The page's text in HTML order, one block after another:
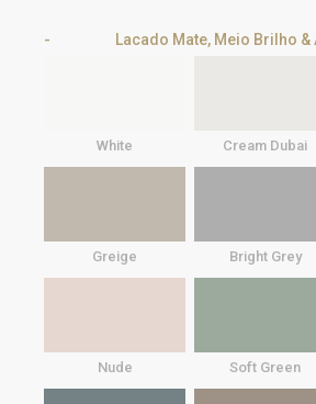
Lacado Mate, Meio Brilho
White Cream Dubai
Greige Bright Grey
Nude Soft Green